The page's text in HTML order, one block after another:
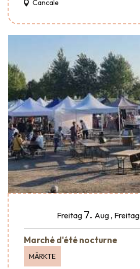
Cancale
Freitag 7. Aug, Freitag
Marché d'été nocturne
MÄRKTE